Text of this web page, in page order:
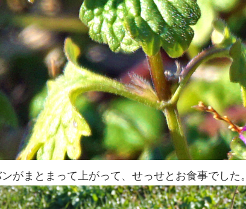
がまとまって上がって、せっせとお食事でした。